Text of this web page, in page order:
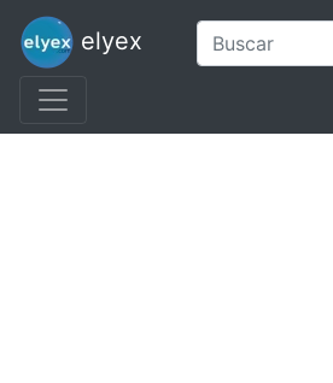
elyex